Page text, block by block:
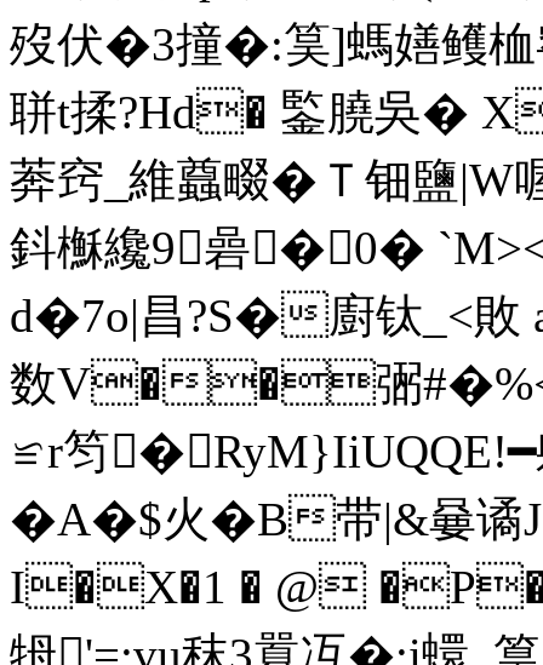
歿伏�3撞�:筽]螞嫸鳠
聠t揉?Hd� 鍳膮吳�
莾窍_維蠤畷�Ｔ钿鹽|
鈄櫯纔9碞�0�
d�7o|昌?S�廚钛_<
数V��弻#�%
≌r笉
�A�$火�B带|&嘦谲
I�X�1 � @